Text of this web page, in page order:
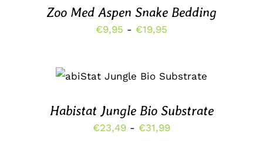
PRODUCTPAGINA
MEERDERE
VARIATIES.
WORDEN
PRODUCTPAGINA
Zoo Med Aspen Snake Bedding
€9,95 - €19,95
€19,95
OPTIES SELECTEREN
DIT
PRODUCT
MEERDERE
VARIATIES.
DEZE
/
Habistat Jungle Bio Substrate
€23,49 - €31,99Prijsklasse: